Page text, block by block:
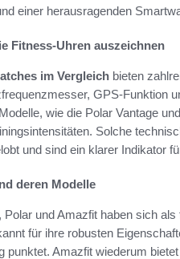
einer herausragenden
Fitness-Uhren auszeichnen
im Vergleich bieten
GPS-Funktion
wie die Polar Vantage
Solche
und sind ein klarer Indikator
deren Modelle
Polar und Amazfit haben sich
für ihre robusten
punktet. Amazfit wiederum